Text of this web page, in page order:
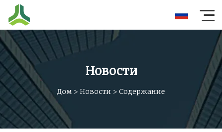
Новости
Дом > Новости > Содержание